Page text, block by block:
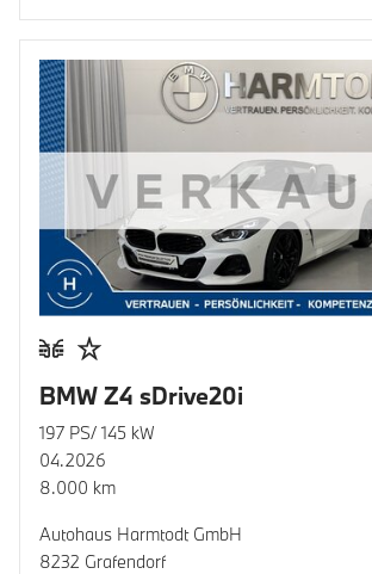
BMW Z4 sDrive20i
197 PS/ 145 kW
04.2026
8.000 km
Autohaus Harmtodt GmbH
8232 Grafendorf